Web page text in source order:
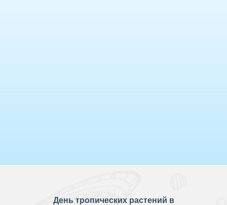
День тропических растений в